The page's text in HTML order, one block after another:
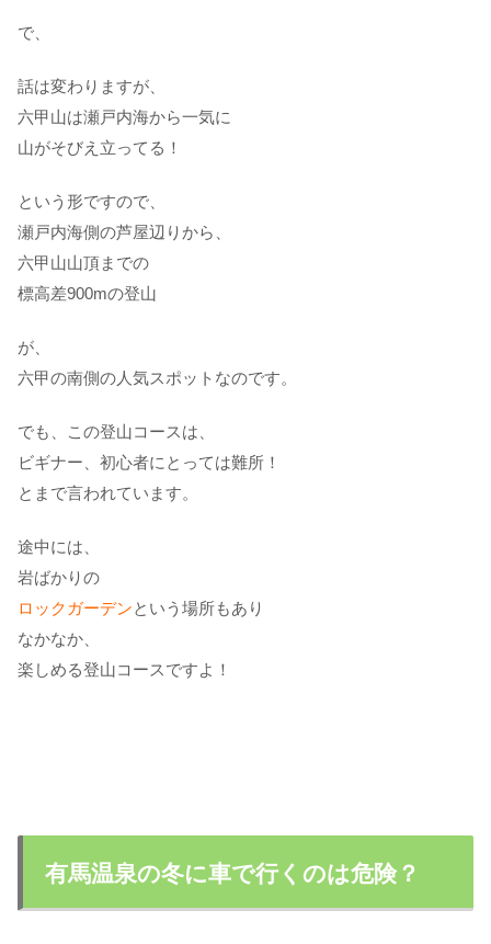
で、
話は変わりますが、
六甲山は瀬戸内海から一気に
山がそびえ立ってる！
という形ですので、
瀬戸内海側の芦屋辺りから、
六甲山山頂までの
標高差900mの登山
が、
六甲の南側の人気スポットなのです。
でも、この登山コースは、
ビギナー、初心者にとっては難所！
とまで言われています。
途中には、
岩ばかりの
ロックガーデンという場所もあり
なかなか、
楽しめる登山コースですよ！
有馬温泉の冬に車で行くのは危険？